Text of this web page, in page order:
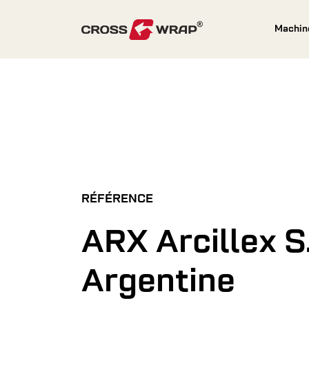
RÉFÉRENCE
ARX Arcillex
Argentine